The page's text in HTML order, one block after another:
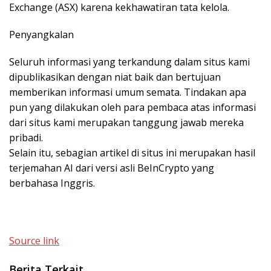
Exchange (ASX) karena kekhawatiran tata kelola.
Penyangkalan
Seluruh informasi yang terkandung dalam situs kami
dipublikasikan dengan niat baik dan bertujuan
memberikan informasi umum semata. Tindakan apa
pun yang dilakukan oleh para pembaca atas informasi
dari situs kami merupakan tanggung jawab mereka
pribadi.
Selain itu, sebagian artikel di situs ini merupakan hasil
terjemahan AI dari versi asli BeInCrypto yang
berbahasa Inggris.
Source link